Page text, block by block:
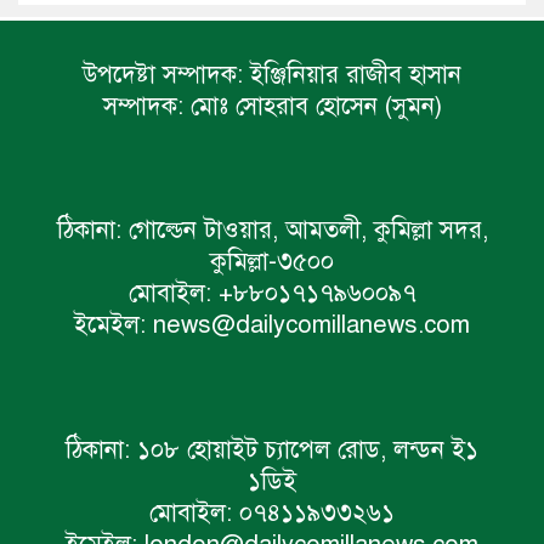
উপদেষ্টা সম্পাদক: ইঞ্জিনিয়ার রাজীব হাসান
সম্পাদক: মোঃ সোহরাব হোসেন (সুমন)
ঠিকানা: গোল্ডেন টাওয়ার, আমতলী, কুমিল্লা সদর,
কুমিল্লা-৩৫০০
মোবাইল: +৮৮০১৭১৭৯৬০০৯৭
ইমেইল: news@dailycomillanews.com
ঠিকানা: ১০৮ হোয়াইট চ্যাপেল রোড, লন্ডন ই১
১ডিই
মোবাইল: ০৭৪১১৯৩৩২৬১